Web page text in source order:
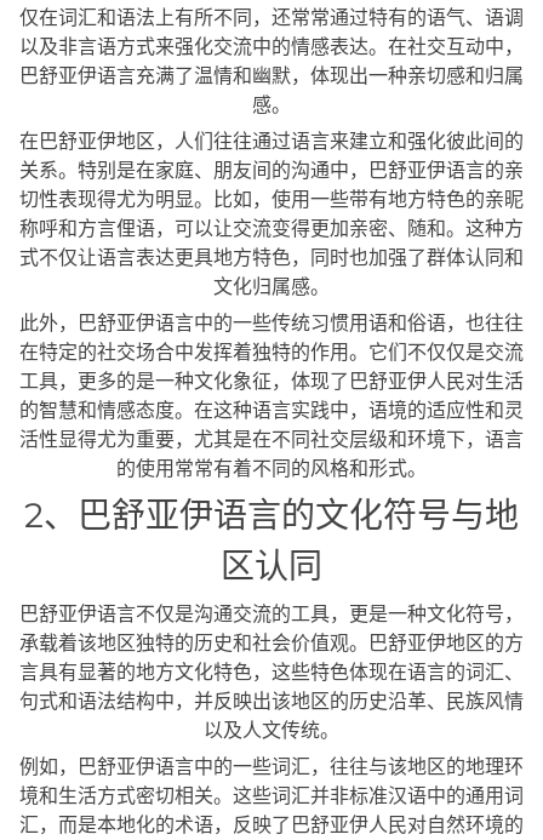
仅在词汇和语法上有所不同，还常常通过特有的语气、语调
以及非言语方式来强化交流中的情感表达。在社交互动中，
巴舒亚伊语言充满了温情和幽默，体现出一种亲切感和归属
感。
在巴舒亚伊地区，人们往往通过语言来建立和强化彼此间的
关系。特别是在家庭、朋友间的沟通中，巴舒亚伊语言的亲
切性表现得尤为明显。比如，使用一些带有地方特色的亲昵
称呼和方言俚语，可以让交流变得更加亲密、随和。这种方
式不仅让语言表达更具地方特色，同时也加强了群体认同和
文化归属感。
此外，巴舒亚伊语言中的一些传统习惯用语和俗语，也往往
在特定的社交场合中发挥着独特的作用。它们不仅仅是交流
工具，更多的是一种文化象征，体现了巴舒亚伊人民对生活
的智慧和情感态度。在这种语言实践中，语境的适应性和灵
活性显得尤为重要，尤其是在不同社交层级和环境下，语言
的使用常常有着不同的风格和形式。
2、巴舒亚伊语言的文化符号与地
区认同
巴舒亚伊语言不仅是沟通交流的工具，更是一种文化符号，
承载着该地区独特的历史和社会价值观。巴舒亚伊地区的方
言具有显著的地方文化特色，这些特色体现在语言的词汇、
句式和语法结构中，并反映出该地区的历史沿革、民族风情
以及人文传统。
例如，巴舒亚伊语言中的一些词汇，往往与该地区的地理环
境和生活方式密切相关。这些词汇并非标准汉语中的通用词
汇，而是本地化的术语，反映了巴舒亚伊人民对自然环境的